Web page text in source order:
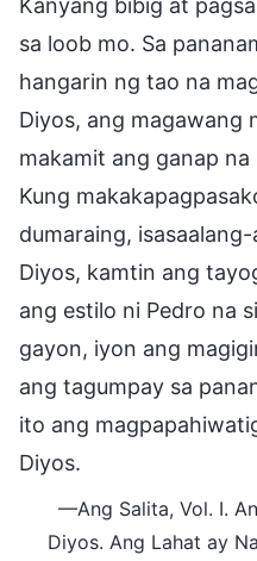
sa loob mo. Sa
hangarin ng tao na
Diyos, ang magawang
makamit ang ganap
Kung
dumaraing,
Diyos, kamtin ang
ang estilo ni Pedro na
gayon, iyon ang
ang tagumpay sa
ito ang
Diyos.
—Ang Salita, Vol. I.
Diyos. Ang Lahat ay